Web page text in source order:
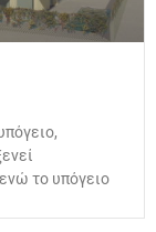
το υπόγειο